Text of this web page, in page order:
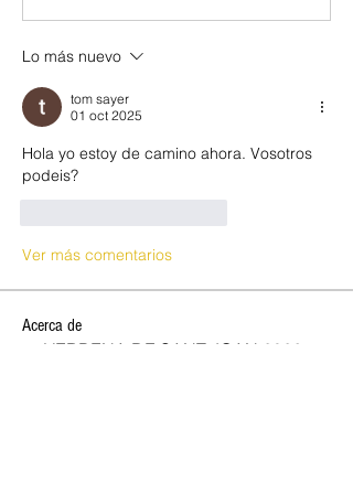
Lo más nuevo
tom sayer
01 oct 2025
Hola yo estoy de camino ahora. Vosotros
podeis?
Ver más comentarios
Acerca de
🔥 VERBENA DE SANT JOAN 2026,